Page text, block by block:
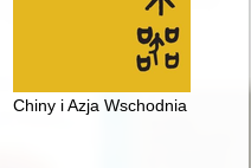
dyplomatycznej i
Chiny i Azja Wschodnia :